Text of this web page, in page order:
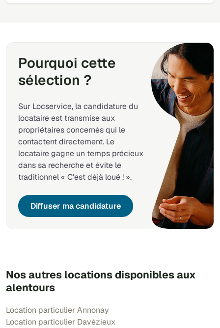
Pourquoi cette
sélection ?
Sur Locservice, la candidature du
locataire est transmise aux
propriétaires concernés qui le
contactent directement. Le
locataire gagne un temps précieux
dans sa recherche et évite le
traditionnel « C'est déjà loué ! ».
Diffuser ma candidature
Nos autres locations disponibles aux
alentours
Location particulier Annonay
Location particulier Davézieux